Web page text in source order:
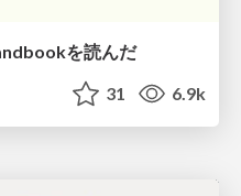
を読んだ
31 6.9k